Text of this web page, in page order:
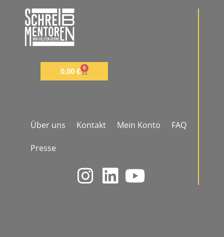
0,00 € 0
Über uns Kontakt Mein Konto FAQ
Presse